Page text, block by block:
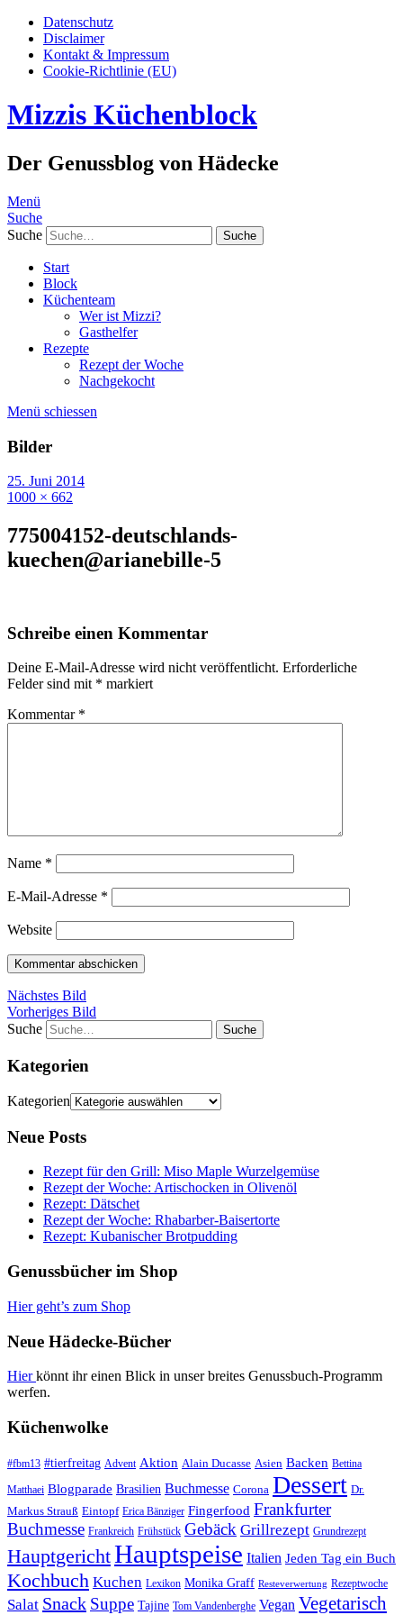
Datenschutz
Disclaimer
Kontakt & Impressum
Cookie-Richtlinie (EU)
Mizzis Küchenblock
Der Genussblog von Hädecke
Menü
Suche
Suche
Start
Block
Küchenteam
Wer ist Mizzi?
Gasthelfer
Rezepte
Rezept der Woche
Nachgekocht
Menü schiessen
Bilder
25. Juni 2014
1000 × 662
775004152-deutschlands-
kuechen@arianebille-5
Schreibe einen Kommentar
Deine E-Mail-Adresse wird nicht veröffentlicht. Erforderliche
Felder sind mit * markiert
Kommentar *
Name *
E-Mail-Adresse *
Website
Nächstes Bild
Vorheriges Bild
Suche
Kategorien
Kategorien
Neue Posts
Rezept für den Grill: Miso Maple Wurzelgemüse
Rezept der Woche: Artischocken in Olivenöl
Rezept: Dätschet
Rezept der Woche: Rhabarber-Baisertorte
Rezept: Kubanischer Brotpudding
Genussbücher im Shop
Hier geht’s zum Shop
Neue Hädecke-Bücher
Hierkönnt ihr einen Blick in unser breites Genussbuch-Programm
werfen.
Küchenwolke
#fbm13 #tierfreitag Advent Aktion Alain Ducasse Asien Backen Bettina
Matthaei Blogparade Brasilien Buchmesse Corona Dessert Dr.
Markus Strauß Eintopf Erica Bänziger Fingerfood Frankfurter
Buchmesse Frankreich Frühstück Gebäck Grillrezept Grundrezept
HauptgerichtHauptspeise Italien Jeden Tag ein Buch
Kochbuch Kuchen Lexikon Monika Graff Resteverwertung Rezeptwoche
Salat Snack Suppe Tajine Tom Vandenberghe Vegan Vegetarisch